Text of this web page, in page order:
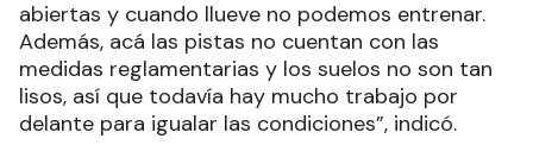
abiertas y cuando llueve no podemos entrenar.
Además, acá las pistas no cuentan con las
medidas reglamentarias y los suelos no son tan
lisos, así que todavía hay mucho trabajo por
delante para igualar las condiciones”, indicó.